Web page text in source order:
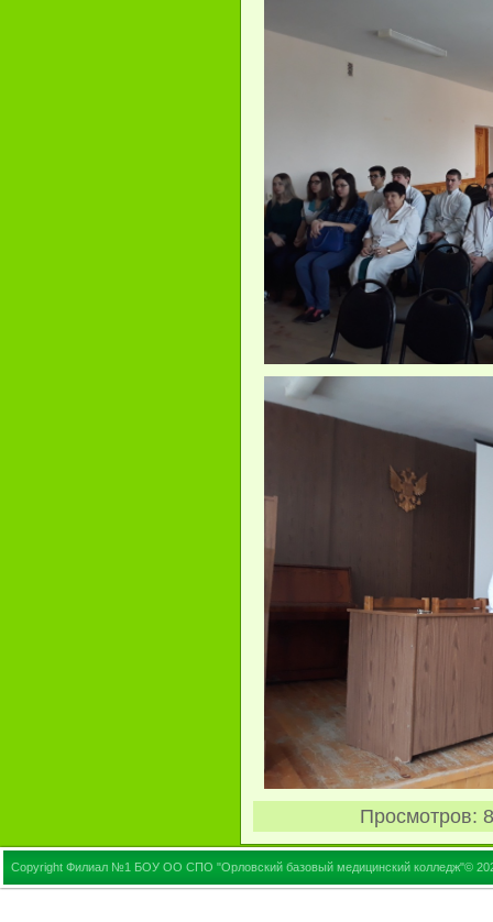
Просмотров:
Copyright Филиал №1 БОУ ОО СПО "Орловский базовый медицинский колледж"©